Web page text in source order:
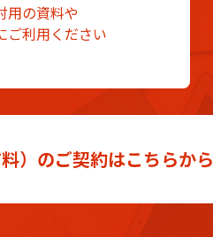
用の資料や
ご利用ください
）のご契約はこちらから